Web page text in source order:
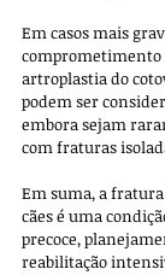
Em casos mais
artroplastia do
podem ser
embora sejam
com fraturas
Em suma, a
cães é uma
precoce,
reabilitação